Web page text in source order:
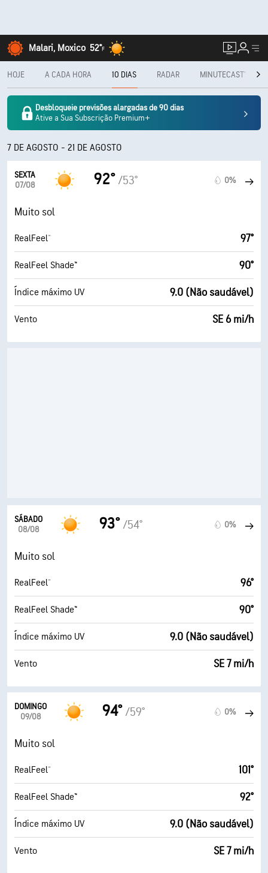
Malari, Moxico 52°F
HOJE A CADA HORA 10 DIAS RADAR MINUTECAST®
Desbloqueie previsões alargadas de 90 dias
Ative a Sua Subscrição Premium+
7 DE AGOSTO - 21 DE AGOSTO
SEXTA
07/08
92° /53° 0%
Muito sol
RealFeel® 97°
RealFeel Shade™ 90°
Índice máximo UV 9.0 (Não saudável)
Vento SE 6 mi/h
SÁBADO
08/08
93° /54° 0%
Muito sol
RealFeel® 96°
RealFeel Shade™ 90°
Índice máximo UV 9.0 (Não saudável)
Vento SE 7 mi/h
DOMINGO
09/08
94° /59° 0%
Muito sol
RealFeel® 101°
RealFeel Shade™ 92°
Índice máximo UV 9.0 (Não saudável)
Vento SE 7 mi/h